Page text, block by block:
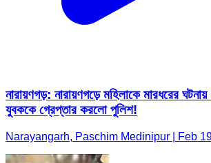
নারায়ণগড়: নারায়ণগড়ে মহিলাকে মারধরের
যুবককে গ্রেপ্তার করলো পুলিশ!
Narayangarh, Paschim Medinipur | Feb